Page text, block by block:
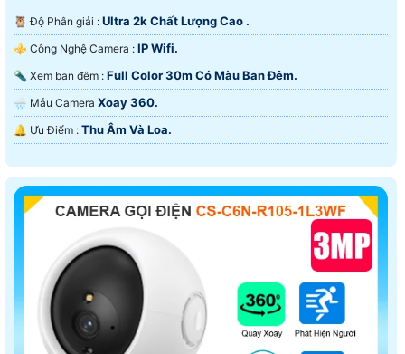
🦉 Độ Phân giải : Ultra 2k Chất Lượng Cao .
⚜️ Công Nghệ Camera : IP Wifi.
🔦 Xem ban đêm : Full Color 30m Có Màu Ban Ðêm.
🌧️ Mẫu Camera Xoay 360.
️🔔 Ưu Điểm : Thu Âm Và Loa.